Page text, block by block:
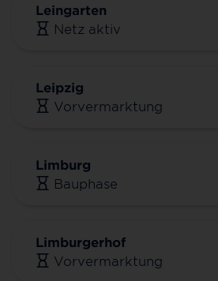
Leingarten
Netz aktiv
Leipzig
Vorvermarktung
Limburg
Bauphase
Limburgerhof
Vorvermarktung